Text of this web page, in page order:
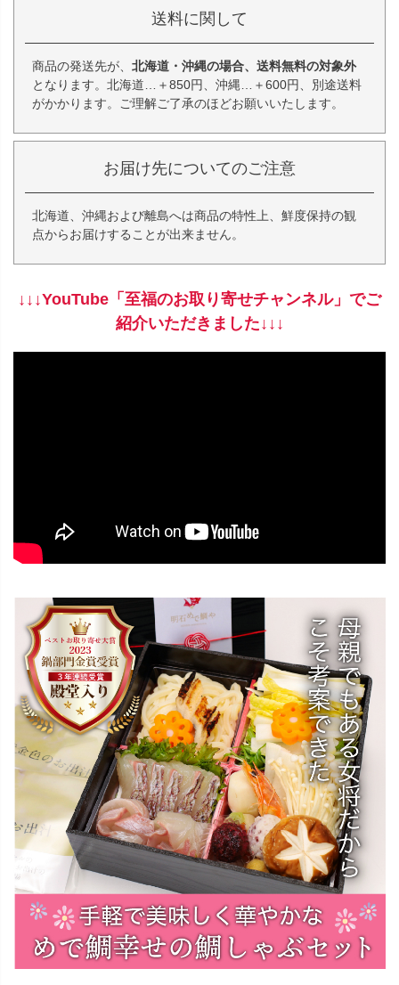
送料に関して
商品の発送先が、 北海道・沖縄の場合、送料無料の対象外
となります。北海道…＋850円、沖縄…＋600円、別途送料
がかかります。ご理解ご了承のほどお願いいたします。
お届け先についてのご注意
北海道、沖縄および離島へは商品の特性上、鮮度保持の観
点からお届けすることが出来ません。
↓↓↓YouTube「至福のお取り寄せチャンネル」でご
紹介いただきました↓↓↓